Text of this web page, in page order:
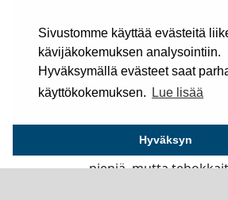
Sivustomme käyttää evästeitä
kävijäkokemuksen analysointiin.
Hyväksymällä evästeet saat
käyttökokemuksen.
Lue lisää
Hyväksyn
Mainostulitikut on
Kesällä tulitikkuja
toiveidesi mukaan ja
Mainostulitikut omalla
varustetut tulitikut
pieniä, mutta